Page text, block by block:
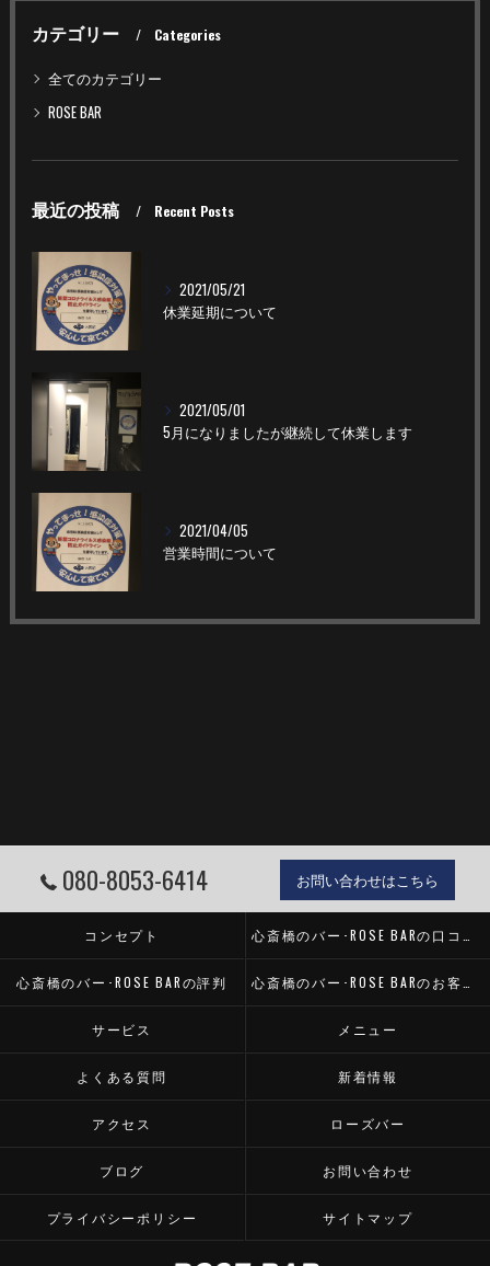
カテゴリー Categories
全てのカテゴリー
ROSE BAR
最近の投稿 Recent Posts
2021/05/21
休業延期について
2021/05/01
5月になりましたが継続して休業します
2021/04/05
営業時間について
080-8053-6414 お問い合わせはこちら
コンセプト
心斎橋のバー･ROSE BARの評判
サービス メニュー
よくある質問 新着情報
アクセス ローズバー
ブログ お問い合わせ
プライバシーポリシー サイトマップ